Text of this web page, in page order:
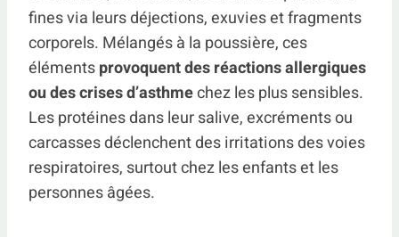
fines via leurs déjections, exuvies et fragments
corporels. Mélangés à la poussière, ces
élémentsprovoquent des réactions allergiques
ou des crises d’asthmechez les plus sensibles.
Les protéines dans leur salive, excréments ou
carcasses déclenchent des irritations des voies
respiratoires, surtout chez les enfants et les
personnes âgées.